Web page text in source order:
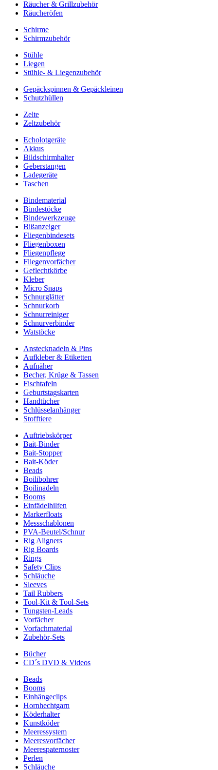
Räucher & Grillzubehör
Räucheröfen
Schirme
Schirmzubehör
Stühle
Liegen
Stühle- & Liegenzubehör
Gepäckspinnen & Gepäckleinen
Schutzhüllen
Zelte
Zeltzubehör
Echolotgeräte
Akkus
Bildschirmhalter
Geberstangen
Ladegeräte
Taschen
Bindematerial
Bindestöcke
Bindewerkzeuge
Bißanzeiger
Fliegenbindesets
Fliegenboxen
Fliegenpflege
Fliegenvorfächer
Geflechtkörbe
Kleber
Micro Snaps
Schnurglätter
Schnurkorb
Schnurreiniger
Schnurverbinder
Watstöcke
Anstecknadeln & Pins
Aufkleber & Etiketten
Aufnäher
Becher, Krüge & Tassen
Fischtafeln
Geburtstagskarten
Handtücher
Schlüsselanhänger
Stofftiere
Auftriebskörper
Bait-Binder
Bait-Stopper
Bait-Köder
Beads
Boilibohrer
Boilinadeln
Booms
Einfädelhilfen
Markerfloats
Messschablonen
PVA-Beutel/Schnur
Rig Aligners
Rig Boards
Rings
Safety Clips
Schläuche
Sleeves
Tail Rubbers
Tool-Kit & Tool-Sets
Tungsten-Leads
Vorfächer
Vorfachmaterial
Zubehör-Sets
Bücher
CD´s DVD & Videos
Beads
Booms
Einhängeclips
Hornhechtgarn
Köderhalter
Kunstköder
Meeressystem
Meeresvorfächer
Meerespaternoster
Perlen
Schläuche